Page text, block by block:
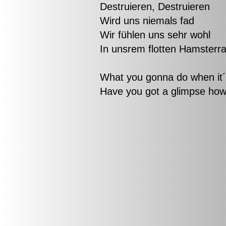
Destruieren, Destruieren
Wird uns niemals fad
Wir fühlen uns sehr wohl
In unsrem flotten
What you gonna do when
Have you got a glimpse